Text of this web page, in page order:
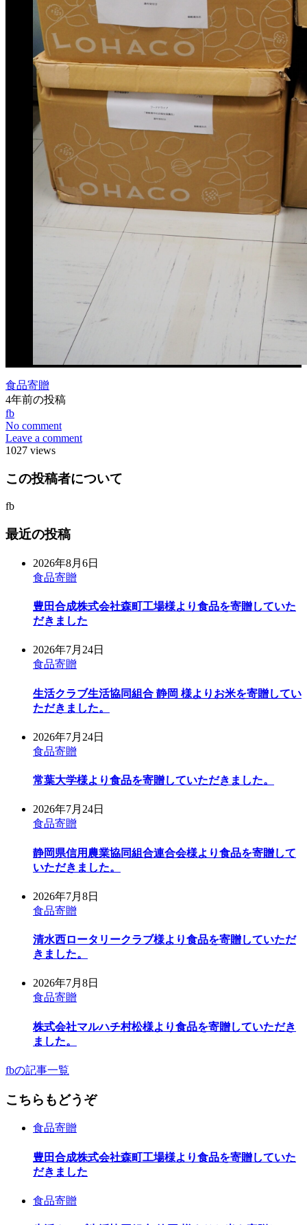
食品寄贈
4年前の投稿
fb
No comment
Leave a comment
1027 views
この投稿者について
fb
最近の投稿
2026年8月6日
食品寄贈
豊田合成株式会社森町工場様より食品を寄贈していた
だきました
2026年7月24日
食品寄贈
生活クラブ生活協同組合 静岡 様よりお米を寄贈してい
ただきました。
2026年7月24日
食品寄贈
常葉大学様より食品を寄贈していただきました。
2026年7月24日
食品寄贈
静岡県信用農業協同組合連合会様より食品を寄贈して
いただきました。
2026年7月8日
食品寄贈
清水西ロータリークラブ様より食品を寄贈していただ
きました。
2026年7月8日
食品寄贈
株式会社マルハチ村松様より食品を寄贈していただき
ました。
fbの記事一覧
こちらもどうぞ
食品寄贈
豊田合成株式会社森町工場様より食品を寄贈していた
だきました
食品寄贈